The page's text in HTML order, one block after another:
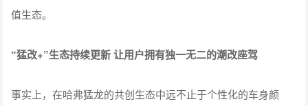
值生态。
“猛改+”生态持续更新 让用户拥有独一无二的潮改座驾
事实上，在哈弗猛龙的共创生态中远不止于个性化的车身颜